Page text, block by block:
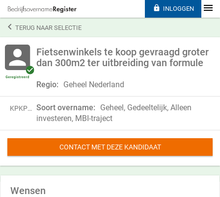
TERUG NAAR SELECTIE
Fietsenwinkels te koop gevraagd groter
dan 300m2 ter uitbreiding van formule
Regio: Geheel Nederland
KPKP23HJG88P Soort overname:
Geheel, Gedeeltelijk, Alleen
investeren, MBI-traject
CONTACT MET DEZE KANDIDAAT
Wensen
 INLOGGEN